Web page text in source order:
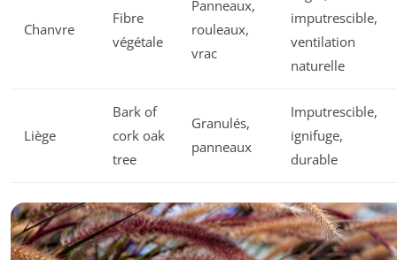
Chanvre
Fibre
végétale
Panneaux,
rouleaux,
vrac
imputrescible,
ventilation
naturelle
Liège
Bark of
cork oak
tree
Granulés,
panneaux
Imputrescible,
ignifuge,
durable